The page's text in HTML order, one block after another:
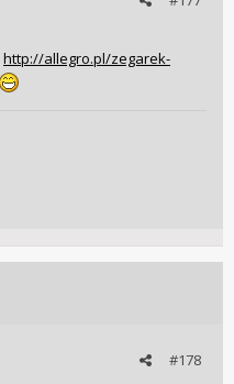
http://allegro.pl/zegarek-
#178